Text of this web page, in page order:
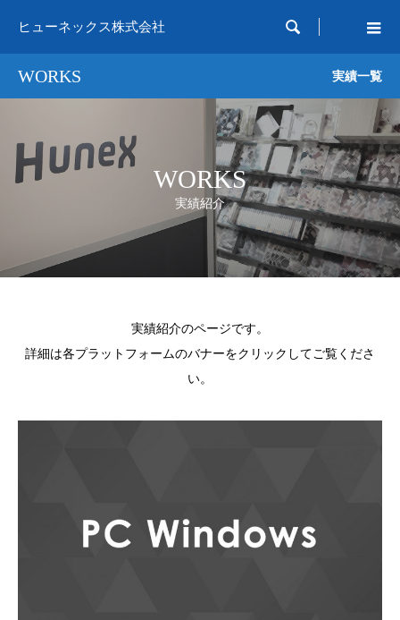
ヒューネックス株式会社 
WORKS 実績一覧
WORKS
実績紹介
実績紹介のページです。
詳細は各プラットフォームのバナーをクリックしてご覧くださ
い。